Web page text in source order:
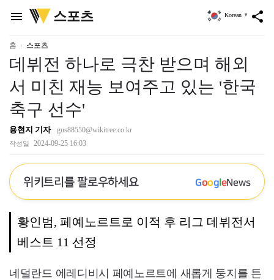
menu
위
키
스포츠 share
Korean ▼
홈 스포츠
데뷔전 하나로 극찬 받으며 해외
서 미친 재능 보여주고 있는 '한국
축구 선수'
용현지 기자 gus88550@wikitree.co.kr
작성일 2024-09-25 16:03
위키트리를 팔로우하세요 GoogleNews
황인범, 페예노르트로 이적 후 리그 데뷔전서
베스트 11 선정
네덜란드 에레디비시 페예노르트에 새롭게 둥지를 튼